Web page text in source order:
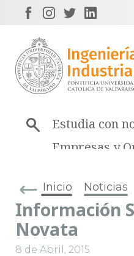
Estudia con
Empresas y
Inicio Noticias
Información
Novata
8 de Abril, 2015